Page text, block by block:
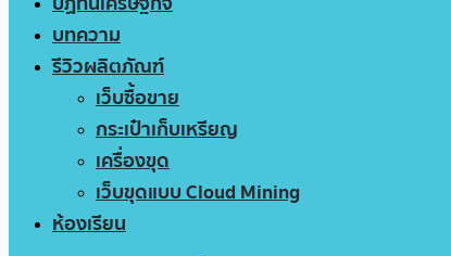
บทความ
รีวิวผลิตภัณฑ์
เว็บซื้อขาย
กระเป๋าเก็บเหรียญ
เครื่องขุด
เว็บขุดแบบ Cloud Mining
ห้องเรียน